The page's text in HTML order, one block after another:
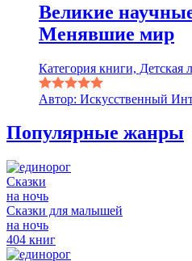
Великие
Менявшие мир
Категория книги, Детская
Автор: Искусственный
Популярные жанры
Сказки
на ночь
Сказки для малышей
на ночь
404 книг